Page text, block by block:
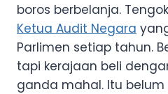
boros berbelanja.
Ketua Audit Negara
Parlimen setiap tahun.
tapi kerajaan beli
ganda mahal. Itu belum